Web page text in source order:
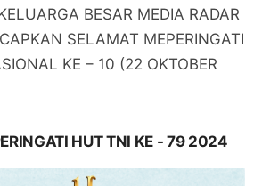
BESAR MEDIA RADAR
SELAMAT MEPERINGATI
KE – 10 (22 OKTOBER
HUT TNI KE - 79 2024